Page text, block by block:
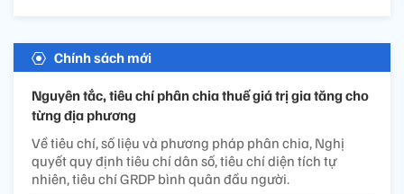
Chính sách mới
Nguyên tắc, tiêu chí phân chia thuế giá trị gia tăng cho
từng địa phương
Về tiêu chí, số liệu và phương pháp phân chia, Nghị
quyết quy định tiêu chí dân số, tiêu chí diện tích tự
nhiên, tiêu chí GRDP bình quân đầu người.